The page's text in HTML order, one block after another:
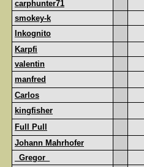
carphunter71
smokey-k
Inkognito
Karpfi
valentin
manfred
Carlos
kingfisher
Full Pull
Johann Mahrhofer
_Gregor_